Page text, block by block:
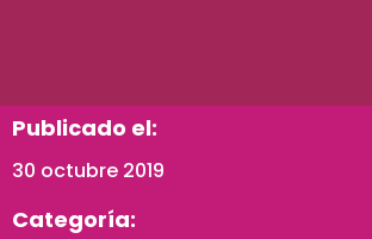
Publicado el:
30 octubre 2019
Categoría: